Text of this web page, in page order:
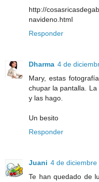
http://
navideno.html
Responder
Dharma 4 de
Mary, estas
chupar la pantalla.
y las hago.
Un besito
Responder
Juani 4 de
Te han quedado de